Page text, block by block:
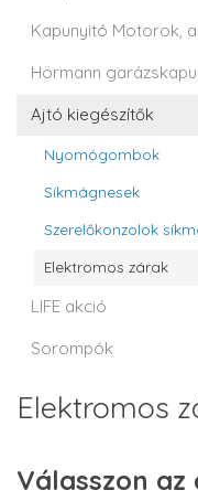
Kapunyitó Motorok,
Hörmann
Ajtó kiegészítők
Nyomógombok
Síkmágnesek
Szerelőkonzolok
Elektromos zárak
LIFE akció
Sorompók
Elektromos
Válasszon